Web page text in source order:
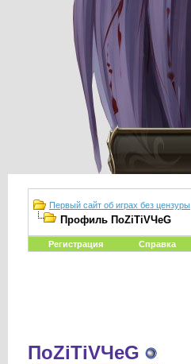
Первый сайт об играх без цензуры
Профиль ПоZiTiVЧeG
Регистрация Справка
ПоZiTiVЧeG